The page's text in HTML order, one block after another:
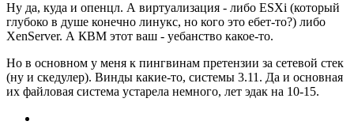
Ну да, куда и опенцл. А виртуализация - либо ESXi (который
глубоко в душе конечно линукс, но кого это ебет-то?) либо
XenServer. А КВМ этот ваш - уебанство какое-то.
Но в основном у меня к пингвинам претензии за сетевой стек
(ну и скедулер). Винды какие-то, системы 3.11. Да и основная
их файловая система устарела немного, лет эдак на 10-15.